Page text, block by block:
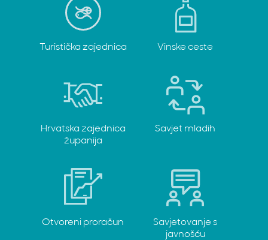
Turistička zajednica Vinske ceste
Hrvatska zajednica
županija
Savjet mladih
Otvoreni proračun
Savjetovanje s
javnošću